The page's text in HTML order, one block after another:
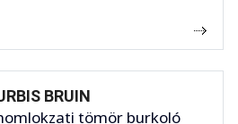
BRUIN
tömör burkoló